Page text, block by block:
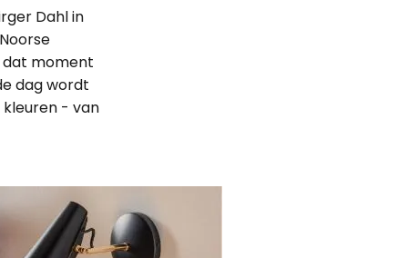
Dahl in
dat moment
dag wordt
- van